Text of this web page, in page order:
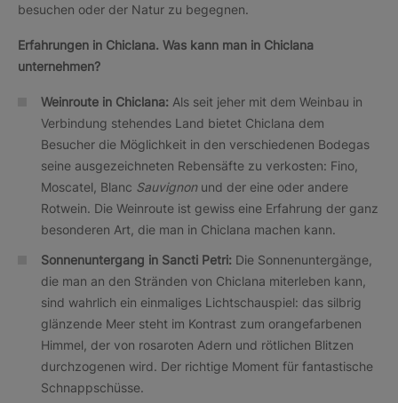
besuchen oder der Natur zu begegnen.
Erfahrungen in Chiclana. Was kann man in Chiclana
unternehmen?
Weinroute in Chiclana: Als seit jeher mit dem Weinbau in
Verbindung stehendes Land bietet Chiclana dem
Besucher die Möglichkeit in den verschiedenen Bodegas
seine ausgezeichneten Rebensäfte zu verkosten: Fino,
Moscatel, Blanc Sauvignonund der eine oder andere
Rotwein. Die Weinroute ist gewiss eine Erfahrung der ganz
besonderen Art, die man in Chiclana machen kann.
Sonnenuntergang in Sancti Petri: Die Sonnenuntergänge,
die man an den Stränden von Chiclana miterleben kann,
sind wahrlich ein einmaliges Lichtschauspiel: das silbrig
glänzende Meer steht im Kontrast zum orangefarbenen
Himmel, der von rosaroten Adern und rötlichen Blitzen
durchzogenen wird. Der richtige Moment für fantastische
Schnappschüsse.